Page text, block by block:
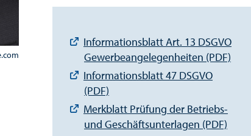
Informationsblatt Art. 13 DSGVO
Gewerbeangelegenheiten (PDF)
Informationsblatt 47 DSGVO
(PDF)
Merkblatt Prüfung der Betriebs-
und Geschäftsunterlagen (PDF)